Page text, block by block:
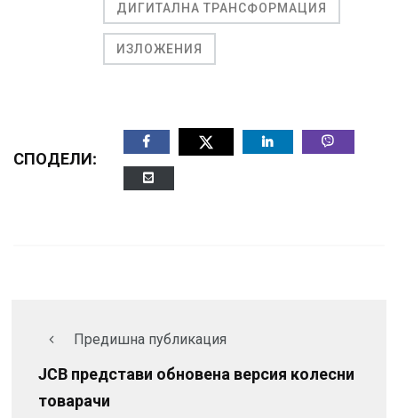
ДИГИТАЛНА ТРАНСФОРМАЦИЯ
ИЗЛОЖЕНИЯ
СПОДЕЛИ:
Предишна публикация
JCB представи обновена версия колесни
товарачи